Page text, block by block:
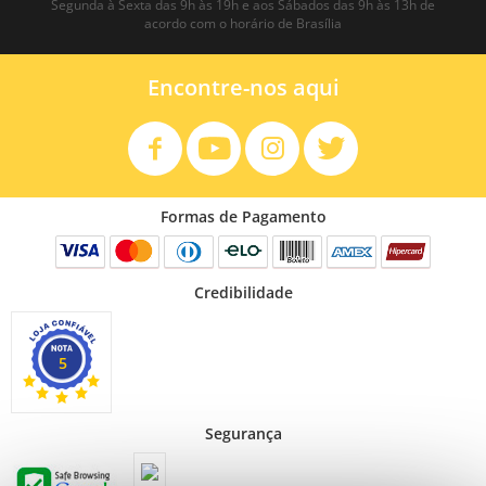
Segunda à Sexta das 9h às 19h e aos Sábados das 9h às 13h de
acordo com o horário de Brasília
Encontre-nos aqui
Formas de Pagamento
Credibilidade
5
Segurança